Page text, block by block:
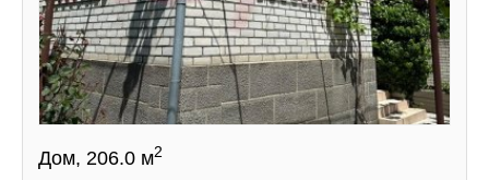
Дом, 206.0 м2